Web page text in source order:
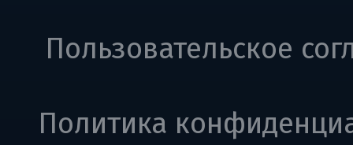
Пользовательское
Политика